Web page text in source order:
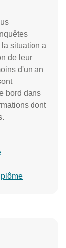
situation a
de leur
d'un an
bord dans
dont